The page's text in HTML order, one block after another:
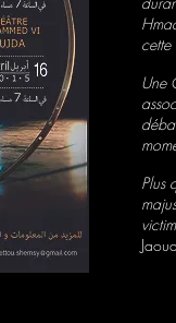
Une
Plus